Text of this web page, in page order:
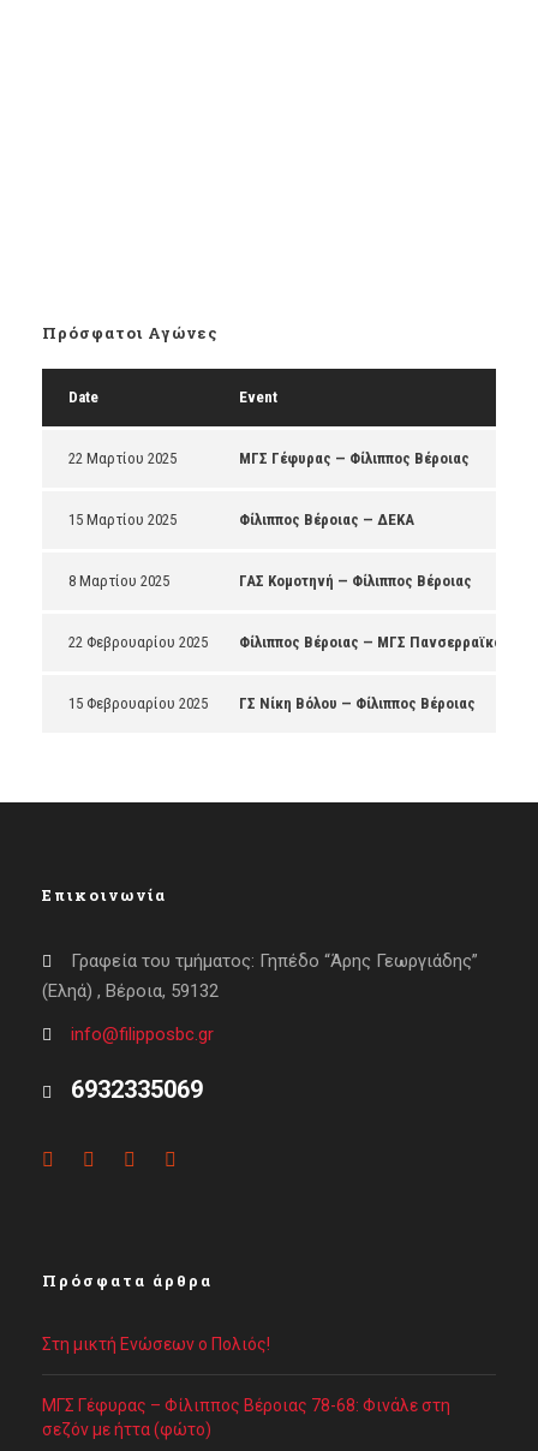
Πρόσφατοι Αγώνες
Date Event
22 Μαρτίου 2025 ΜΓΣ Γέφυρας — Φίλιππος Βέροιας
15 Μαρτίου 2025 Φίλιππος Βέροιας — ΔΕΚΑ
8 Μαρτίου 2025 ΓΑΣ Κομοτηνή — Φίλιππος Βέροιας
22 Φεβρουαρίου 2025 Φίλιππος Βέροιας — ΜΓΣ Πανσερραϊκός
15 Φεβρουαρίου 2025 ΓΣ Νίκη Βόλου — Φίλιππος Βέροιας
Επικοινωνία
Γραφεία του τμήματος: Γηπέδο “Άρης Γεωργιάδης”
(Εληά) , Βέροια, 59132
info@filipposbc.gr
6932335069
Πρόσφατα άρθρα
Στη μικτή Ενώσεων ο Πολιός!
ΜΓΣ Γέφυρας – Φίλιππος Βέροιας 78-68: Φινάλε στη
σεζόν με ήττα (φώτο)